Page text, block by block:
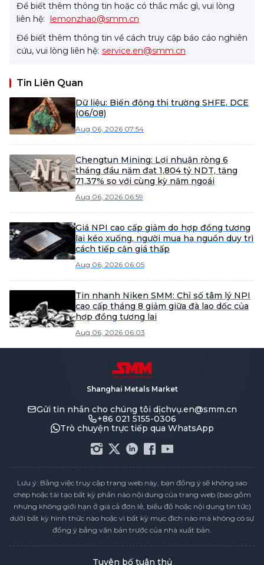
Để biết thêm thông tin hoặc có thắc mắc gì, vui lòng
liên hệ: lemonzhao@smm.cn
Để biết thêm thông tin về cách truy cập báo cáo nghiên
cứu, vui lòng liên hệ: service.en@smm.cn
Tin Liên Quan
Dữ liệu: Biến động thị trường SHFE, DCE
(06/08)
Aug 06, 2026 07:54
Chengtun Mining: Lợi nhuận ròng 6
tháng đầu năm đạt 1,804 tỷ NDT, tăng
71,37% so với cùng kỳ năm ngoái
Aug 06, 2026 06:59
Giá NPI cao cấp giảm do hợp đồng tương
lai kéo xuống, người mua hạ nguồn duy trì
cách tiếp cận giá thấp
Aug 06, 2026 06:05
Tin nhanh Niken SMM: Chỉ số tâm lý NPI
cao cấp tháng 8 giảm giữa đà lao dốc của
hợp đồng tương lai
Aug 06, 2026 06:03
Shanghai Metals Market
Gửi tin nhắn cho chúng tôi dịchvụ.en@smm.cn
+86 021 5155-0306
Trò chuyện trực tiếp qua WhatsApp
Lưu ý: Bằng việc truy cập trang web này, bạn đồng ý sẽ không sao
chép hoặc tái tạo bất kỳ phần nào nội dung của trang web (bao gồm
nhưng không giới hạn ở giá cả đơn lẻ, biểu đồ hoặc nội dung tin tức)
dưới bất kỳ hình thức nào hoặc vì bất kỳ mục đích nào mà không có sự
đồng ý bằng văn bản trước của nhà xuất bản.
Tuyên bố tuân thủ